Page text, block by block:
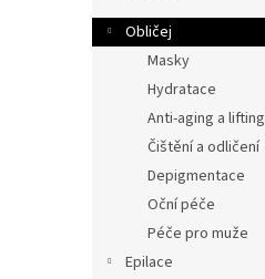
r
a
Obličej
Masky
Hydratace
Anti-aging a lifting
Čištění a odličení
Depigmentace
Oční péče
Péče pro muže
Epilace